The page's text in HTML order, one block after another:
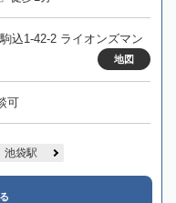
込1-42-2 ライオンズマン
地図
可
池袋駅